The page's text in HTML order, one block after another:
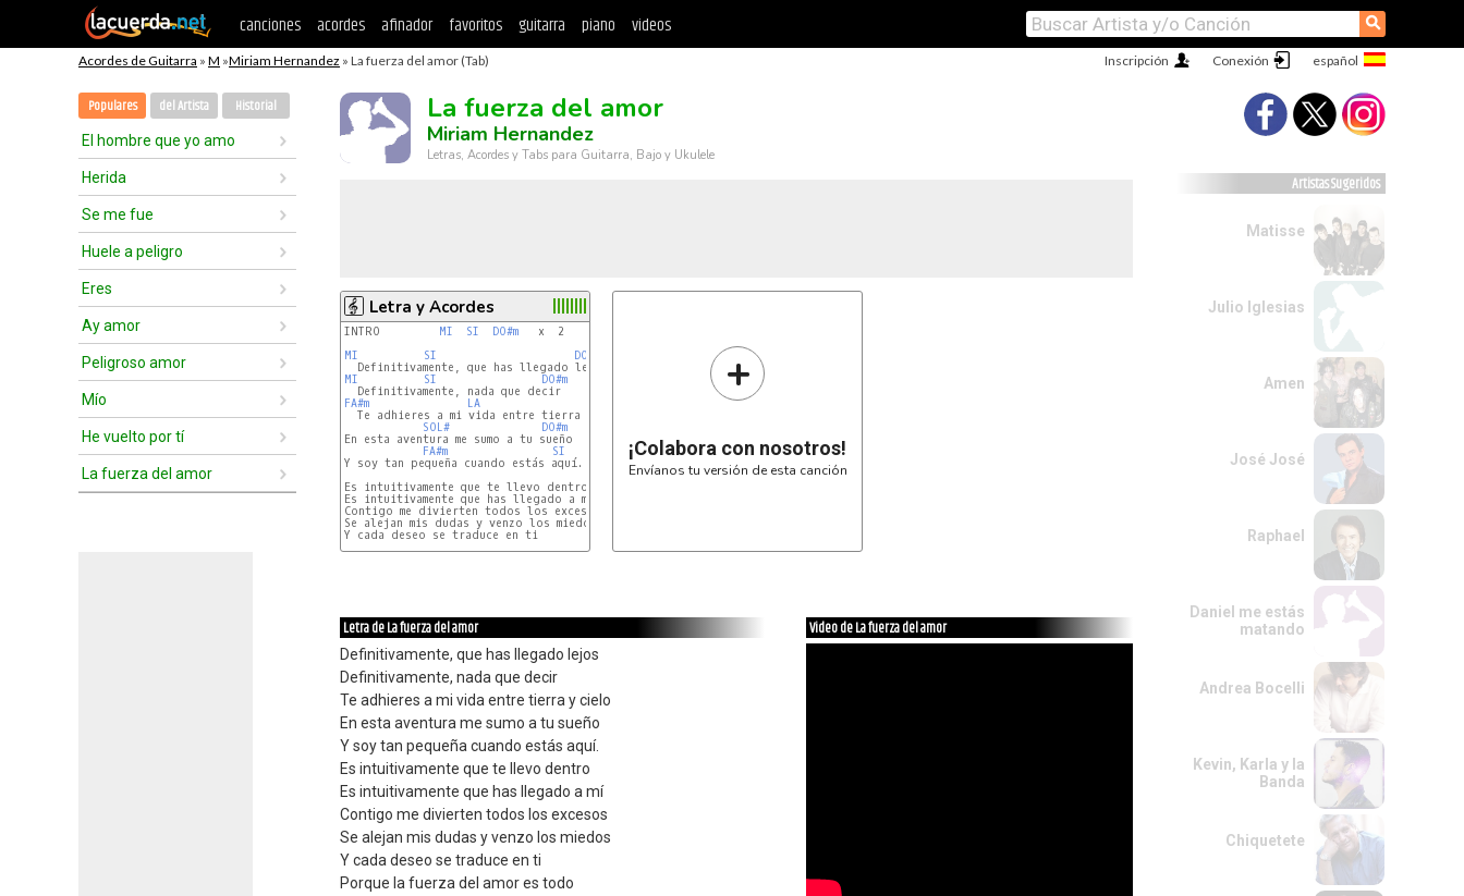
canciones acordes afinador favoritos guitarra piano videos ⚲
Acordes de Guitarra » M »Miriam Hernandez » La fuerza del amor (Tab) Conexión
Inscripción
Populares del Artista Historial
El hombre que yo amo
Herida
Se me fue
Huele a peligro
Eres
Ay amor
Peligroso amor
Mío
He vuelto por tí
La fuerza del amor
La fuerza del amor
Miriam Hernandez
Letras, Acordes y Tabs para Guitarra, Bajo y Ukulele
Letra y Acordes
INTRO MI SI DO#m
   x  2
MI
SI
DO#m
MI
SI
DO#m
FA#m
LA
  Te adhieres a mi vida entre tierra y cielo
SOL#
DO#m
En esta aventura me sumo a tu sueño
FA#m
SI
Y soy tan pequeña cuando estás aquí.
Es intuitivamente que te llevo dentro
Es intuitivamente que has llegado a mí
Contigo me divierten todos los excesos
Se alejan mis dudas y venzo los miedos
Y cada deseo se traduce en ti
+
¡Colabora con nosotros!
Envíanos tu versión de esta canción
Letra de La fuerza del amor
Definitivamente, que has llegado lejos
Definitivamente, nada que decir
Te adhieres a mi vida entre tierra y cielo
En esta aventura me sumo a tu sueño
Y soy tan pequeña cuando estás aquí.
Es intuitivamente que te llevo dentro
Es intuitivamente que has llegado a mí
Contigo me divierten todos los excesos
Se alejan mis dudas y venzo los miedos
Y cada deseo se traduce en ti
Porque la fuerza del amor es todo
Video de La fuerza del amor
Artistas Sugeridos
Matisse
Julio Iglesias
Amen
José José
Raphael
Daniel me estás
matando
Andrea Bocelli
Kevin, Karla y la
Banda
Chiquetete